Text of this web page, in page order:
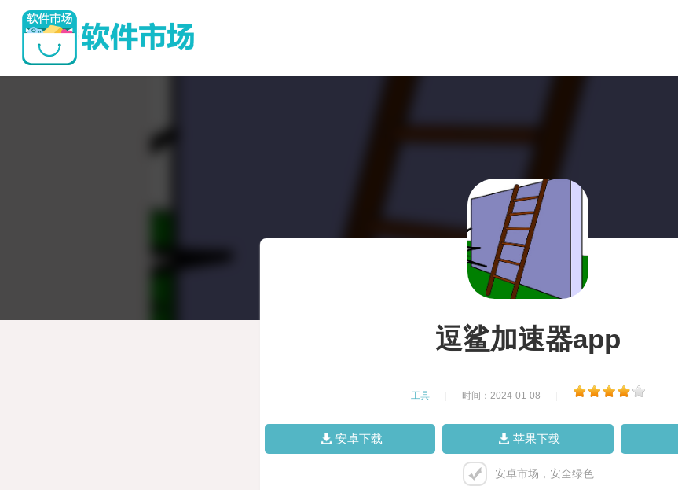
逗鲨加速器app
工具 时间：2024-01-08
安卓下载 苹果下载
安卓市场，安全绿色